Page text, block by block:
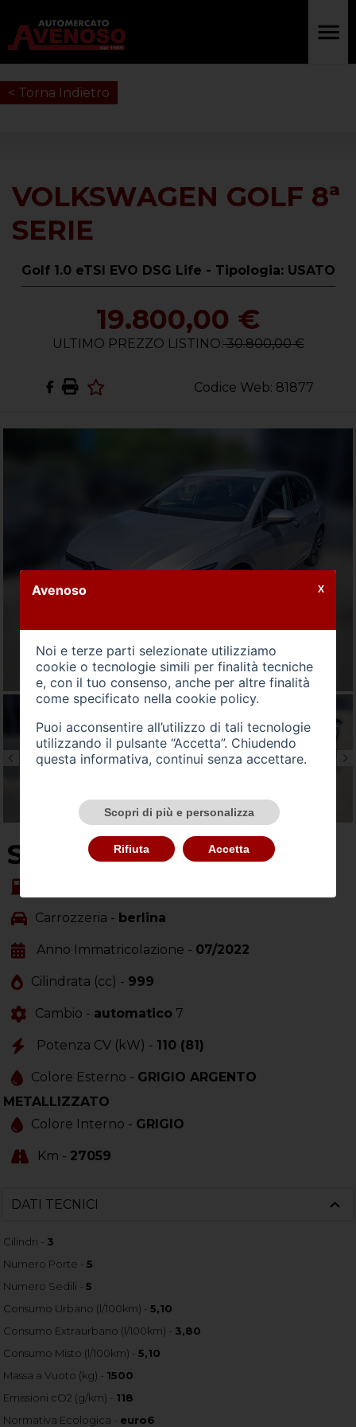
< Torna Indietro
Codice Web: 81877
VOLKSWAGEN GOLF 8ª
SERIE
Golf 1.0 eTSI EVO DSG Life - Tipologia: USATO
19.800,00 €
ULTIMO PREZZO LISTINO:30.800,00 €
SU QUEST'AUTO
Carrozzeria - berlina
Anno Immatricolazione - 07/2022
Cilindrata (cc) - 999
Cambio - automatico 7
Potenza CV (kW) - 110 (81)
Colore Esterno - GRIGIO ARGENTO
METALLIZZATO
Colore Interno - GRIGIO
Km - 27059
DATI TECNICI
Cilindri - 3
Numero Porte -5
Numero Sedili -5
Consumo Urbano (l/100km) -5,10
Consumo Extraurbano (l/100km) - 3,80
Consumo Misto (l/100km) -5,10
Massa a Vuoto (kg) - 1500
Emissioni cO2 (g/km) - 118
Normativa Ecologica - euro6
Avenoso
Noi e terze parti selezionate utilizziamo
cookie o tecnologie simili per finalità tecniche
e, con il tuo consenso, anche per altre finalità
come specificato nella cookie policy.
Puoi acconsentire all’utilizzo di tali tecnologie
utilizzando il pulsante “Accetta”. Chiudendo
questa informativa, continui senza accettare.
Scopri di più e personalizza
Rifiuta Accetta
X